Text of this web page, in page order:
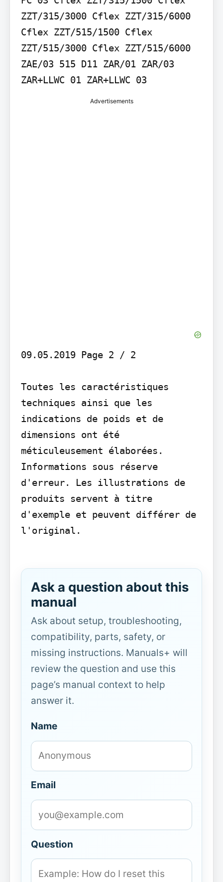
ZZT/315/3000 Cflex ZZT/315/6000
Cflex ZZT/515/1500 Cflex
ZZT/515/3000 Cflex ZZT/515/6000
ZAE/03 515 D11 ZAR/01 ZAR/03
Advertisements
09.05.2019 Page 2 / 2
Toutes les caractéristiques
techniques ainsi que les
indications de poids et de
dimensions ont été
méticuleusement élaborées.
Informations sous réserve
d'erreur. Les illustrations de
produits servent à titre
d'exemple et peuvent différer de
l'original.
Ask a question about this
manual
Ask about setup, troubleshooting,
compatibility, parts, safety, or
missing instructions. Manuals+ will
review the question and use this
page’s manual context to help
answer it.
Name
Email
Question